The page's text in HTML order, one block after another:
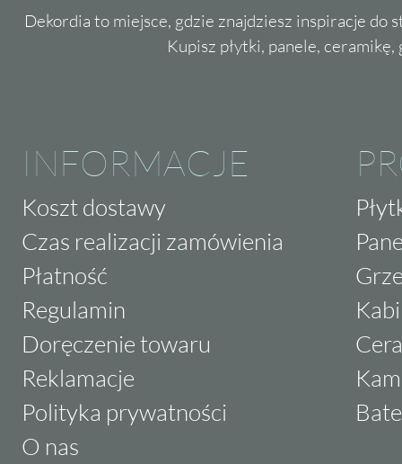
Dekordia to miejsce, gdzie znajdziesz inspiracje do
Kupisz płytki, panele,
INFORMACJE
Koszt dostawy
Czas realizacji zamówienia
Płatność
Regulamin
Doręczenie towaru
Reklamacje
Polityka prywatności
O nas